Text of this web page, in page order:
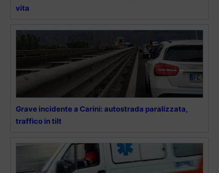
vita
Grave incidente a Carini: autostrada paralizzata,
traffico in tilt